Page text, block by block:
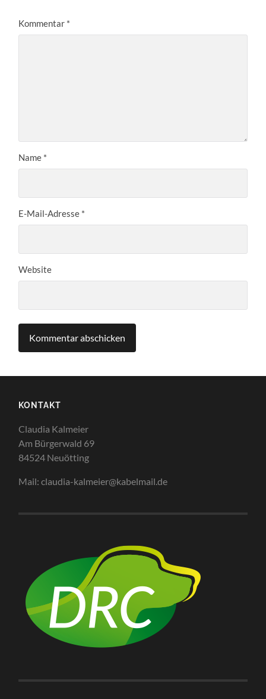
Kommentar *
Name *
E-Mail-Adresse *
Website
KONTAKT
Claudia Kalmeier
Am Bürgerwald 69
84524 Neuötting
Mail: claudia-kalmeier@kabelmail.de